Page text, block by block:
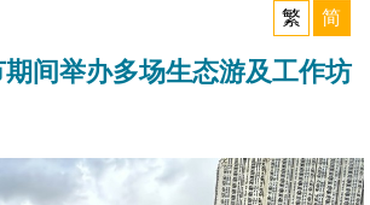
繁
简
间举办多场生态游及工作坊